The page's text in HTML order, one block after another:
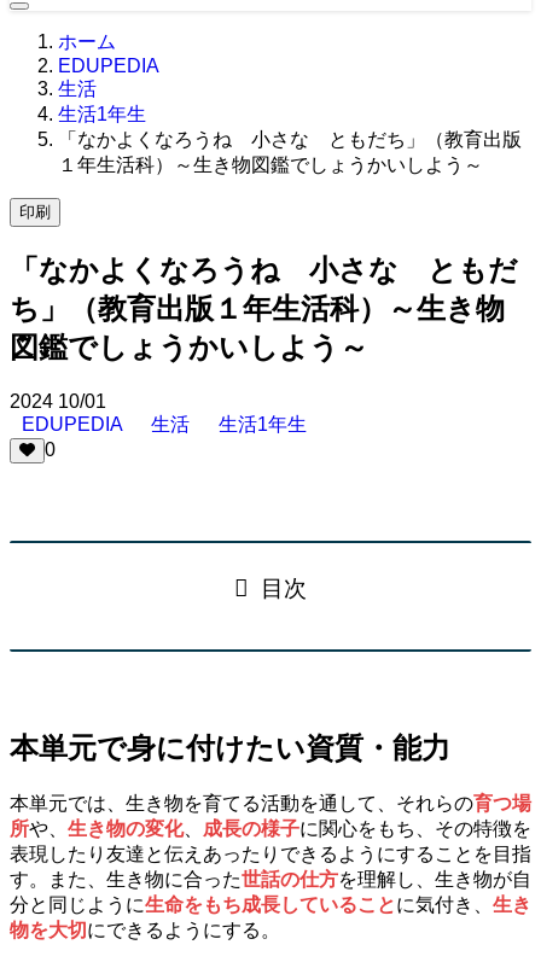
ホーム
EDUPEDIA
生活
生活1年生
「なかよくなろうね 小さな ともだち」（教育出版
１年生活科）～生き物図鑑でしょうかいしよう～
印刷
「なかよくなろうね 小さな ともだ
ち」（教育出版１年生活科）～生き物
図鑑でしょうかいしよう～
2024 10/01
EDUPEDIA
生活
生活1年生
0
目次
本単元で身に付けたい資質・能力
本単元では、生き物を育てる活動を通して、それらの育つ場
所や、 生き物の変化、 成長の様子に関心をもち、その特徴を
表現したり友達と伝えあったりできるようにすることを目指
す。また、生き物に合った世話の仕方を理解し、生き物が自
分と同じように生命をもち成長していることに気付き、 生き
物を大切 にできるようにする。